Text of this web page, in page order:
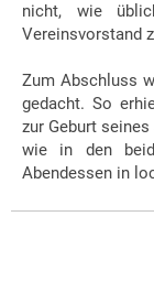
nicht, wie
Vereinsvorstand
Zum Abschluss
gedacht. So
zur Geburt
wie in den
Abendessen in